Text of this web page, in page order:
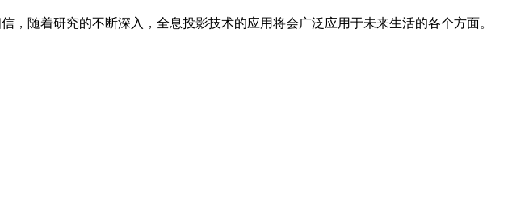
随着研究的不断深入，全息投影技术的应用将会广泛应用于未来生活的各个方面。